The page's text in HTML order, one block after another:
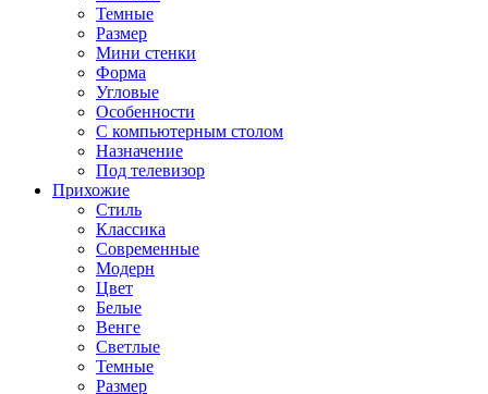
Темные
Размер
Мини стенки
Форма
Угловые
Особенности
С компьютерным столом
Назначение
Под телевизор
Прихожие
Стиль
Классика
Современные
Модерн
Цвет
Белые
Венге
Светлые
Темные
Размер